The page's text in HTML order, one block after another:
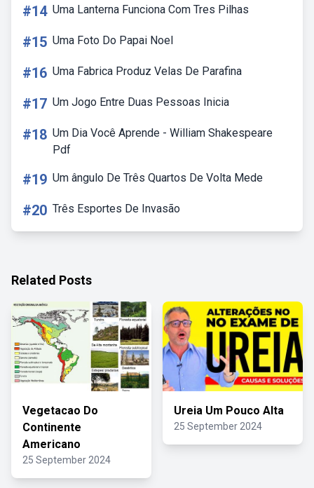
#14 Uma Lanterna Funciona Com Tres Pilhas
#15 Uma Foto Do Papai Noel
#16 Uma Fabrica Produz Velas De Parafina
#17 Um Jogo Entre Duas Pessoas Inicia
#18 Um Dia Você Aprende - William Shakespeare
Pdf
#19 Um ângulo De Três Quartos De Volta Mede
#20 Três Esportes De Invasão
Related Posts
Vegetacao Do
Continente
Americano
25 September 2024
Ureia Um Pouco Alta
25 September 2024